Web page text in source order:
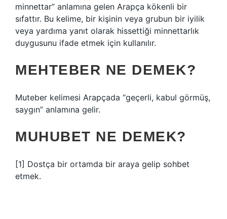
minnettar” anlamına gelen Arapça kökenli bir
sıfattır. Bu kelime, bir kişinin veya grubun bir iyilik
veya yardıma yanıt olarak hissettiği minnettarlık
duygusunu ifade etmek için kullanılır.
MEHTEBER NE DEMEK?
Muteber kelimesi Arapçada “geçerli, kabul görmüş,
saygın” anlamına gelir.
MUHUBET NE DEMEK?
[1] Dostça bir ortamda bir araya gelip sohbet
etmek.